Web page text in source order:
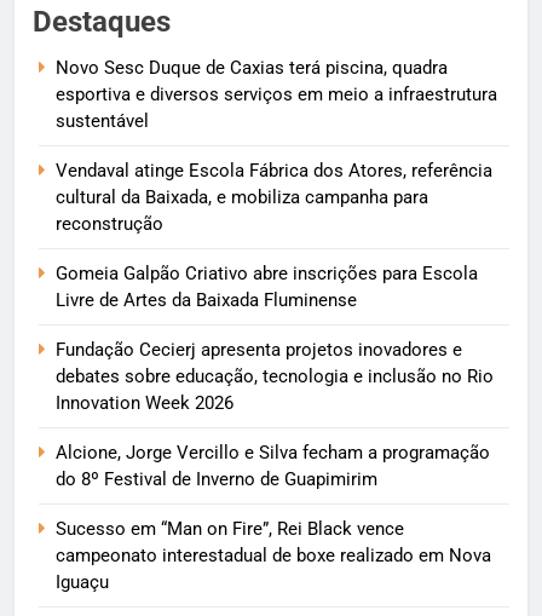
Destaques
Novo Sesc Duque de Caxias terá piscina, quadra
esportiva e diversos serviços em meio a infraestrutura
sustentável
Vendaval atinge Escola Fábrica dos Atores, referência
cultural da Baixada, e mobiliza campanha para
reconstrução
Gomeia Galpão Criativo abre inscrições para Escola
Livre de Artes da Baixada Fluminense
Fundação Cecierj apresenta projetos inovadores e
debates sobre educação, tecnologia e inclusão no Rio
Innovation Week 2026
Alcione, Jorge Vercillo e Silva fecham a programação
do 8º Festival de Inverno de Guapimirim
Sucesso em “Man on Fire”, Rei Black vence
campeonato interestadual de boxe realizado em Nova
Iguaçu